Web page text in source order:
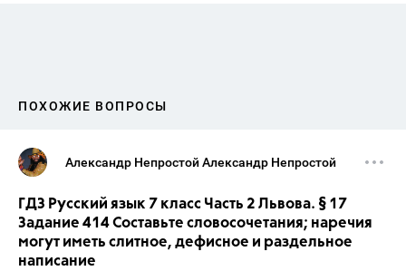
ПОХОЖИЕ ВОПРОСЫ
Александр Непростой Александр Непростой
ГДЗ Русский язык 7 класс Часть 2 Львова. § 17
Задание 414 Составьте словосочетания; наречия
могут иметь слитное, дефисное и раздельное
написание